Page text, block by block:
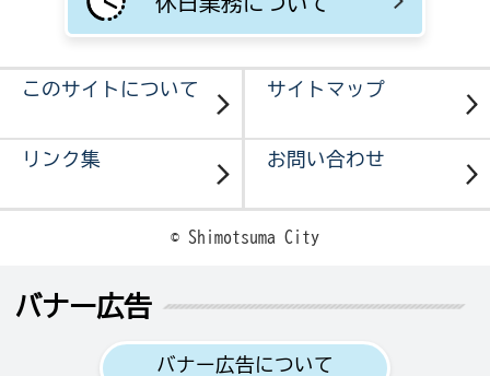
このサイトについて サイトマップ
リンク集 お問い合わせ
© Shimotsuma City
バナー広告
バナー広告について